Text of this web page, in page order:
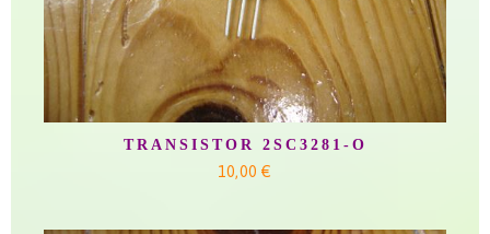
TRANSISTOR 2SC3281-O
10,00 €